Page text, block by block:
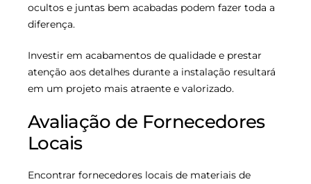
ocultos e juntas bem acabadas podem fazer toda a
diferença.
Investir em acabamentos de qualidade e prestar
atenção aos detalhes durante a instalação resultará
em um projeto mais atraente e valorizado.
Avaliação de Fornecedores
Locais
Encontrar fornecedores locais de materiais de